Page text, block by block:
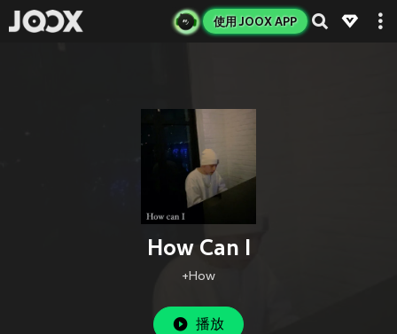
使用 JOOX APP
How Can I
+How
播放